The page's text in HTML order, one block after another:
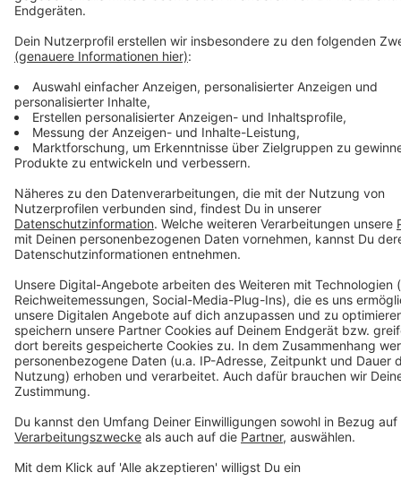
dem Kreis Mettmann nicht berücksichtigt worden -
unter anderem auch das Haaner Hallenbad.
Gelegenheits-Bahnpendler aus dem Kreis Mettmann
müssen sich ab heute auf höhere Kosten einstellen:
Beim Verkehrsverbund Rhein-Ruhr gilt ab sofort ein
vereinfachtes Ticketsystem. Unter anderem fällt der
Zwei-Waben-Tarif weg. Das heißt auch: Für Fahrten
über Stadtgrenzen hinaus wird es deutlich teurer. Wer
etwa von Erkrath nach Düsseldorf oder von Velbert
nach Heiligenhaus fährt, braucht jetzt statt Preisstufe
A die etwa doppelt so teurere Preisstufe B. Das trifft
vor allem Gelegenheitsfahrer - für die gibt es zwar
alternativ den eezy-Tarif, wo kilometergenau
abgerechnet wird. Verfügbar ist der allerdings nur mit
Smartphone und damit für ältere Menschen oft keine
Option.
Anzeige